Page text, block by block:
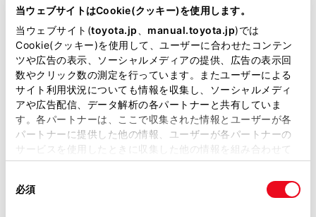
当ウェブサイトはCookie(クッキー)を使用します。
当ウェブサイト(toyota.jp manual.toyota.jp)では
Cookie(クッキー)を使用して、ユーザーに合わせたコンテン
ツや広告の表示、ソーシャルメディアの提供、広告の表示回
数やクリック数の測定を行っています。またユーザーによる
サイト利用状況についても情報を収集し、ソーシャルメディ
アや広告配信、データ解析の各パートナーと共有していま
す。各パートナーは、ここで収集された情報とユーザーが各
パートナーに提供した他の情報、ユーザーが各パートナーの
サービスを使用したときに収集した他の情報を組み合わせて
使用することがあります。当ウェブサイトの使用を続行する
必須
ホイールベース ※1
2430mm
トレッド前／後
1445/1425mm
室内長×室内幅× 室内高
1785 × 1360×1150mm
車両重量
1030kg